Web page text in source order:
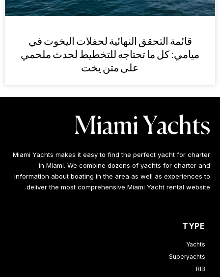
قائمة التحقق النهائية لحفلات اليخوت في
ميامي: كل ما تحتاجه للتخطيط لحدث ملحمي
على متن يخت
Miami Yachts
Miami Yachts makes it easy to find the perfect yacht for charter
in Miami. We combine dozens of yachts for charter and
information about boating in the area as well as experiences to
deliver the most comprehensive Miami Yacht rental website.
TYPE
Yachts
Superyachts
RIB